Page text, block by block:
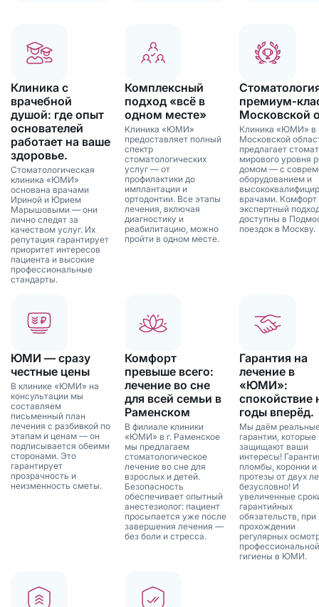
Клиника с
врачебной
душой: где опыт
основателей
работает на ваше
здоровье.
Стоматологическая
клиника «ЮМИ»
основана врачами
Ириной и Юрием
Марышовыми — они
лично следят за
качеством услуг. Их
репутация гарантирует
приоритет интересов
пациента и высокие
профессиональные
стандарты.
Комплексный
подход «всё в
одном месте»
Клиника «ЮМИ»
предоставляет полный
спектр
стоматологических
услуг — от
профилактики до
имплантации и
ортодонтии. Все этапы
лечения, включая
диагностику и
реабилитацию, можно
пройти в одном месте.
Московской
Клиника «ЮМИ» в
Московской
предлагает
мирового уровня
домом — с
оборудованием и
врачами. Комфорт
экспертный
доступны в
поездок в Москву.
ЮМИ — сразу
честные цены
В клинике «ЮМИ» на
консультации мы
составляем
письменный план
лечения с разбивкой по
этапам и ценам — он
подписывается обеими
сторонами. Это
гарантирует
прозрачность и
неизменность сметы.
Комфорт
превыше всего:
лечение во сне
для всей семьи в
Раменском
В филиале клиники
«ЮМИ» в г. Раменское
мы предлагаем
стоматологическое
лечение во сне для
взрослых и детей.
Безопасность
обеспечивает опытный
анестезиолог: пациент
просыпается уже после
завершения лечения —
без боли и стресса.
Гарантия на
лечение в
«ЮМИ»:
спокойствие
годы вперёд.
Мы даём
гарантии, которые
защищают ваши
интересы!
пломбы, коронки и
протезы от двух
безусловно! И
увеличенные
гарантийных
обязательств, при
прохождении
регулярных
профессиональной
гигиены в ЮМИ.